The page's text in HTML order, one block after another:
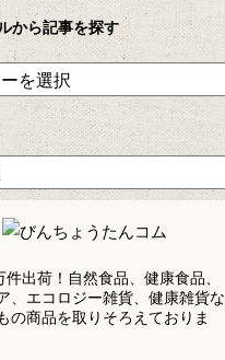
から記事を探す
件出荷！自然食品、健康食品、
、エコロジー雑貨、健康雑貨な
の商品を取りそろえておりま